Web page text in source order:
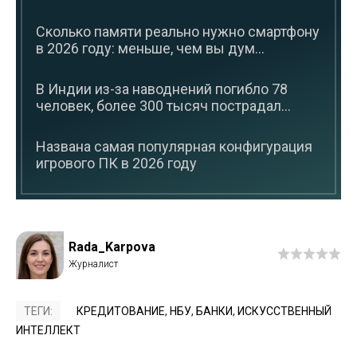
Сколько памяти реально нужно смартфону
в 2026 году: меньше, чем вы дум...
В Индии из-за наводнений погибло 78
человек, более 300 тысяч пострадал...
Названа самая популярная конфигурация
игрового ПК в 2026 году
Rada_Karpova
ТЕГИ: КРЕДИТОВАНИЕ, НБУ, БАНКИ, ИСКУССТВЕННЫЙ
ИНТЕЛЛЕКТ